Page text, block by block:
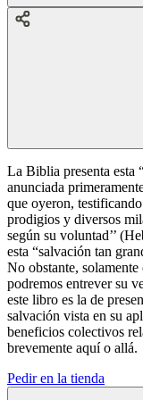
La Biblia presenta esta
anunciada
que oyeron,
prodigios y diversos
según su voluntad’’
esta “salvación tan
No obstante,
podremos entrever su
este libro es la de
salvación vista en su
beneficios colectivos
brevemente aquí o allá.
Pedir en la tienda